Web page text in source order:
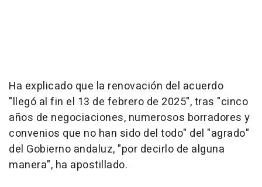
Ha explicado que la renovación del acuerdo
"llegó al fin el 13 de febrero de 2025", tras "cinco
años de negociaciones, numerosos borradores y
convenios que no han sido del todo" del "agrado"
del Gobierno andaluz, "por decirlo de alguna
manera", ha apostillado.